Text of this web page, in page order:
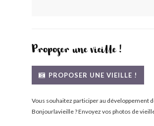
Proposer une vieille !
PROPOSER UNE VIEILLE !
Vous souhaitez participer au développement
Bonjourlavieille ? Envoyez vos photos de